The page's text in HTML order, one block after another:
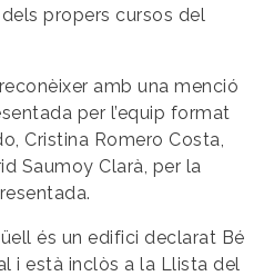
propers cursos del
amb una menció
per l’equip format
Cristina Romero Costa,
Saumoy Clarà, per la
és un edifici declarat Bé
i està inclòs a la Llista del